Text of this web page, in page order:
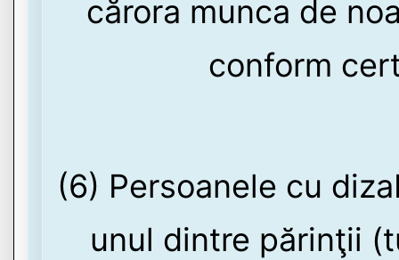
cărora munca de
conform
(6) Persoanele cu
unul dintre părinţii